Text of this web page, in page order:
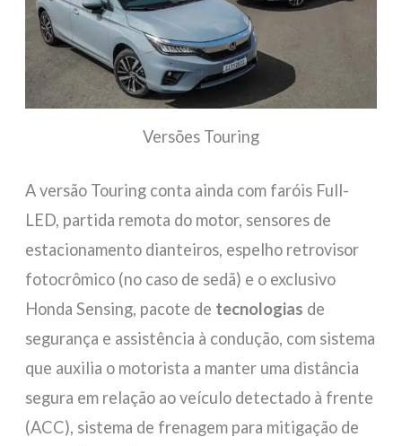
Versões Touring
A versão Touring conta ainda com faróis Full-
LED, partida remota do motor, sensores de
estacionamento dianteiros, espelho retrovisor
fotocrômico (no caso de sedã) e o exclusivo
Honda Sensing, pacote de tecnologias de
segurança e assistência à condução, com sistema
que auxilia o motorista a manter uma distância
segura em relação ao veículo detectado à frente
(ACC), sistema de frenagem para mitigação de